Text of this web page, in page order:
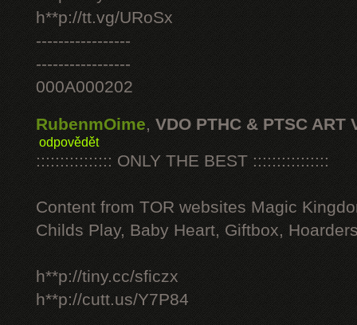
h**p://tt.vg/URoSx
-----------------
-----------------
000A000202
RubenmOime, VDO PTHC & PTSC ART
odpovědět
:::::::::::::::: ONLY THE BEST ::::::::::::::::
Content from TOR websites Magic
Childs Play, Baby Heart, Giftbox,
h**p://tiny.cc/sficzx
h**p://cutt.us/Y7P84